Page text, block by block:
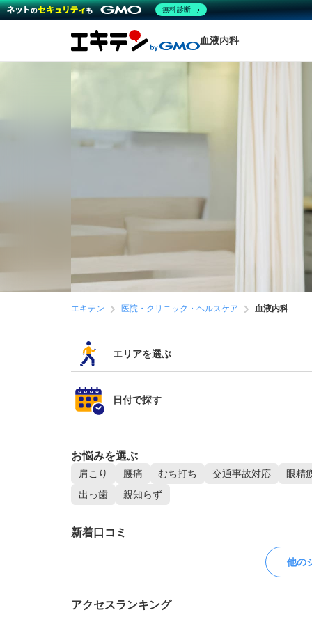
血液内科
エキテン 医院・クリニック・ヘルスケア 血液内科
エリアを選ぶ
日付で探す
お悩みを選ぶ
肩こり 腰痛 むち打ち 交通事故対応
眼精
出っ歯
親知らず
新着口コミ
他の
アクセスランキング
無料診断